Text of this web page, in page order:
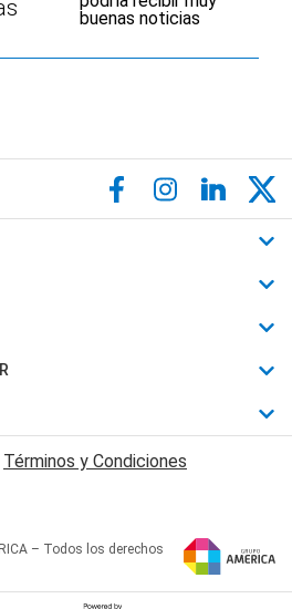
Términos y Condiciones
– Todos los derechos